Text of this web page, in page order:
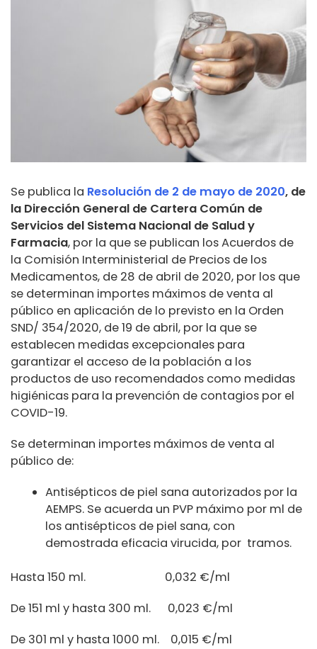
Se publica la Resolución de 2 de mayo de 2020, de
la Dirección General de Cartera Común de
Servicios del Sistema Nacional de Salud y
Farmacia, por la que se publican los Acuerdos de
la Comisión Interministerial de Precios de los
Medicamentos, de 28 de abril de 2020, por los que
se determinan importes máximos de venta al
público en aplicación de lo previsto en la Orden
SND/ 354/2020, de 19 de abril, por la que se
establecen medidas excepcionales para
garantizar el acceso de la población a los
productos de uso recomendados como medidas
higiénicas para la prevención de contagios por el
COVID-19.
Se determinan importes máximos de venta al
público de:
Antisépticos de piel sana autorizados por la
AEMPS. Se acuerda un PVP máximo por ml de
los antisépticos de piel sana, con
demostrada eficacia virucida, por tramos.
Hasta 150 ml. 0,032 €/ml
De 151 ml y hasta 300 ml. 0,023 €/ml
De 301 ml y hasta 1000 ml. 0,015 €/ml